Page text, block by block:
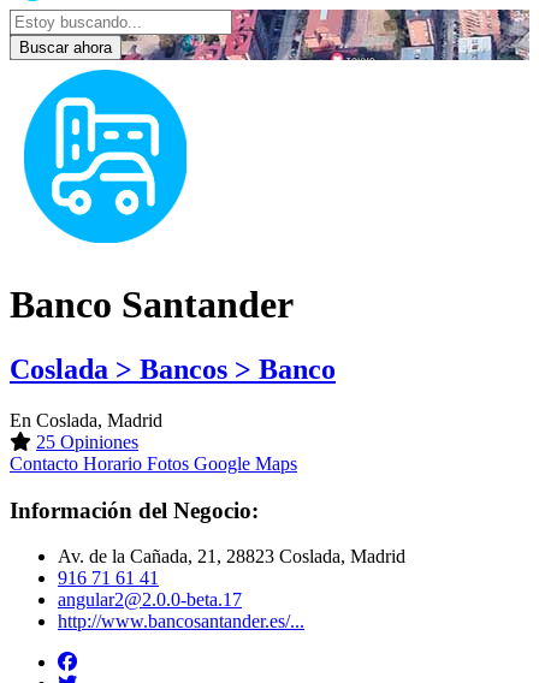
Buscar ahora
Banco Santander
Coslada > Bancos > Banco
En Coslada, Madrid
25 Opiniones
Contacto Horario Fotos Google Maps
Información del Negocio:
Av. de la Cañada, 21, 28823 Coslada, Madrid
916 71 61 41
angular2@2.0.0-beta.17
http://www.bancosantander.es/...